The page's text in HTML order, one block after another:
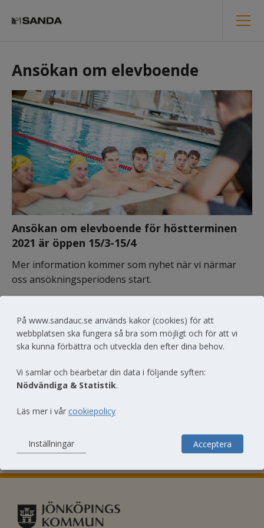
Ansökan om elevboende
Ansökan om elevboende för höstterminen
2021 är öppen 15/3-15/4
Mer information kommer som nyhet när vi närmar
oss ansökningsperiodens start.
Dela
Till toppen av sidan
På www.sandauc.se används kakor (cookies) för att
webbplatsen ska fungera så bra som möjligt och för att vi
ska kunna förbättra och utveckla den efter dina behov.
Vi samlar och bearbetar din data i följande syften:
Nödvändiga & Statistik.
Läs mer i vår cookiepolicy
Inställningar Acceptera